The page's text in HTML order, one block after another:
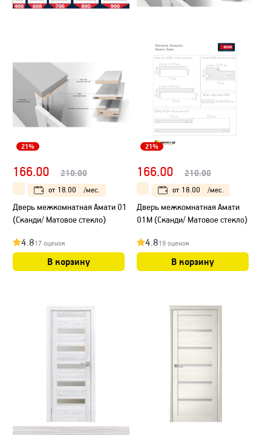
21%
166.00 210.00
от 18.00 /мес.
Дверь межкомнатная Амати 01
(Сканди/ Матовое стекло)
4.817 оценок
В корзину
21%
166.00 210.00
от 18.00 /мес.
Дверь межкомнатная Амати
01М (Сканди/ Матовое стекло)
4.819 оценок
В корзину